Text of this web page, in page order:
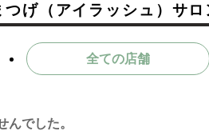
げ（アイラッシュ）サ
全ての店舗
んでした。